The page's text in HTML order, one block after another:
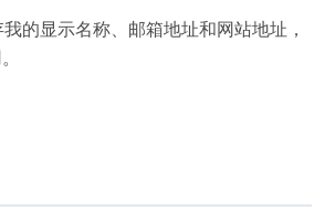
的显示名称、邮箱地址和网站地址，